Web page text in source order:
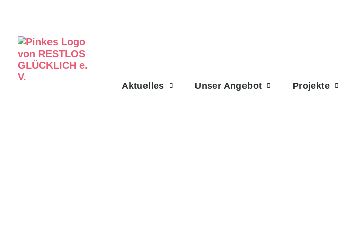
Aktuelles Unser Angebot Projekte